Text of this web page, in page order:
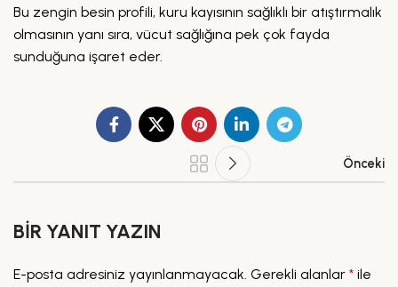
Bu zengin besin profili, kuru kayısının sağlıklı bir atıştırmalık
olmasının yanı sıra, vücut sağlığına pek çok fayda
sunduğuna işaret eder.
Önceki
BIR YANIT YAZIN
E-posta adresiniz yayınlanmayacak. Gerekli alanlar * ile